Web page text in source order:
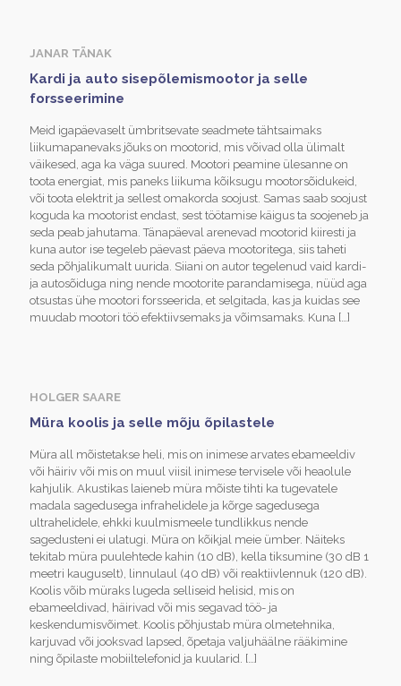
JANAR TÄNAK
Kardi ja auto sisepõlemismootor ja selle
forsseerimine
Meid igapäevaselt ümbritsevate seadmete tähtsaimaks
liikumapanevaks jõuks on mootorid, mis võivad olla ülimalt
väikesed, aga ka väga suured. Mootori peamine ülesanne on
toota energiat, mis paneks liikuma kõiksugu mootorsõidukeid,
või toota elektrit ja sellest omakorda soojust. Samas saab soojust
koguda ka mootorist endast, sest töötamise käigus ta soojeneb ja
seda peab jahutama. Tänapäeval arenevad mootorid kiiresti ja
kuna autor ise tegeleb päevast päeva mootoritega, siis taheti
seda põhjalikumalt uurida. Siiani on autor tegelenud vaid kardi-
ja autosõiduga ning nende mootorite parandamisega, nüüd aga
otsustas ühe mootori forsseerida, et selgitada, kas ja kuidas see
muudab mootori töö efektiivsemaks ja võimsamaks. Kuna […]
HOLGER SAARE
Müra koolis ja selle mõju õpilastele
Müra all mõistetakse heli, mis on inimese arvates ebameeldiv
või häiriv või mis on muul viisil inimese tervisele või heaolule
kahjulik. Akustikas laieneb müra mõiste tihti ka tugevatele
madala sagedusega infrahelidele ja kõrge sagedusega
ultrahelidele, ehkki kuulmismeele tundlikkus nende
sagedusteni ei ulatugi. Müra on kõikjal meie ümber. Näiteks
tekitab müra puulehtede kahin (10 dB), kella tiksumine (30 dB 1
meetri kauguselt), linnulaul (40 dB) või reaktiivlennuk (120 dB).
Koolis võib müraks lugeda selliseid helisid, mis on
ebameeldivad, häirivad või mis segavad töö- ja
keskendumisvõimet. Koolis põhjustab müra olmetehnika,
karjuvad või jooksvad lapsed, õpetaja valjuhäälne rääkimine
ning õpilaste mobiiltelefonid ja kuularid. […]